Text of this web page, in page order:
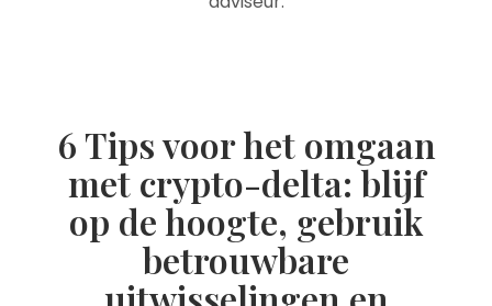
6 Tips voor het omgaan
met crypto-delta: blijf
op de hoogte, gebruik
betrouwbare